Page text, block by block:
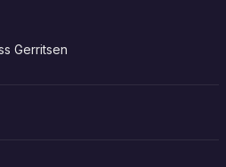
Gerritsen